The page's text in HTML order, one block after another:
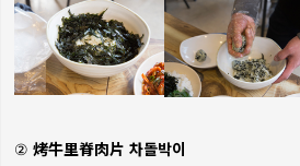
② 烤牛里脊肉片 차돌박이